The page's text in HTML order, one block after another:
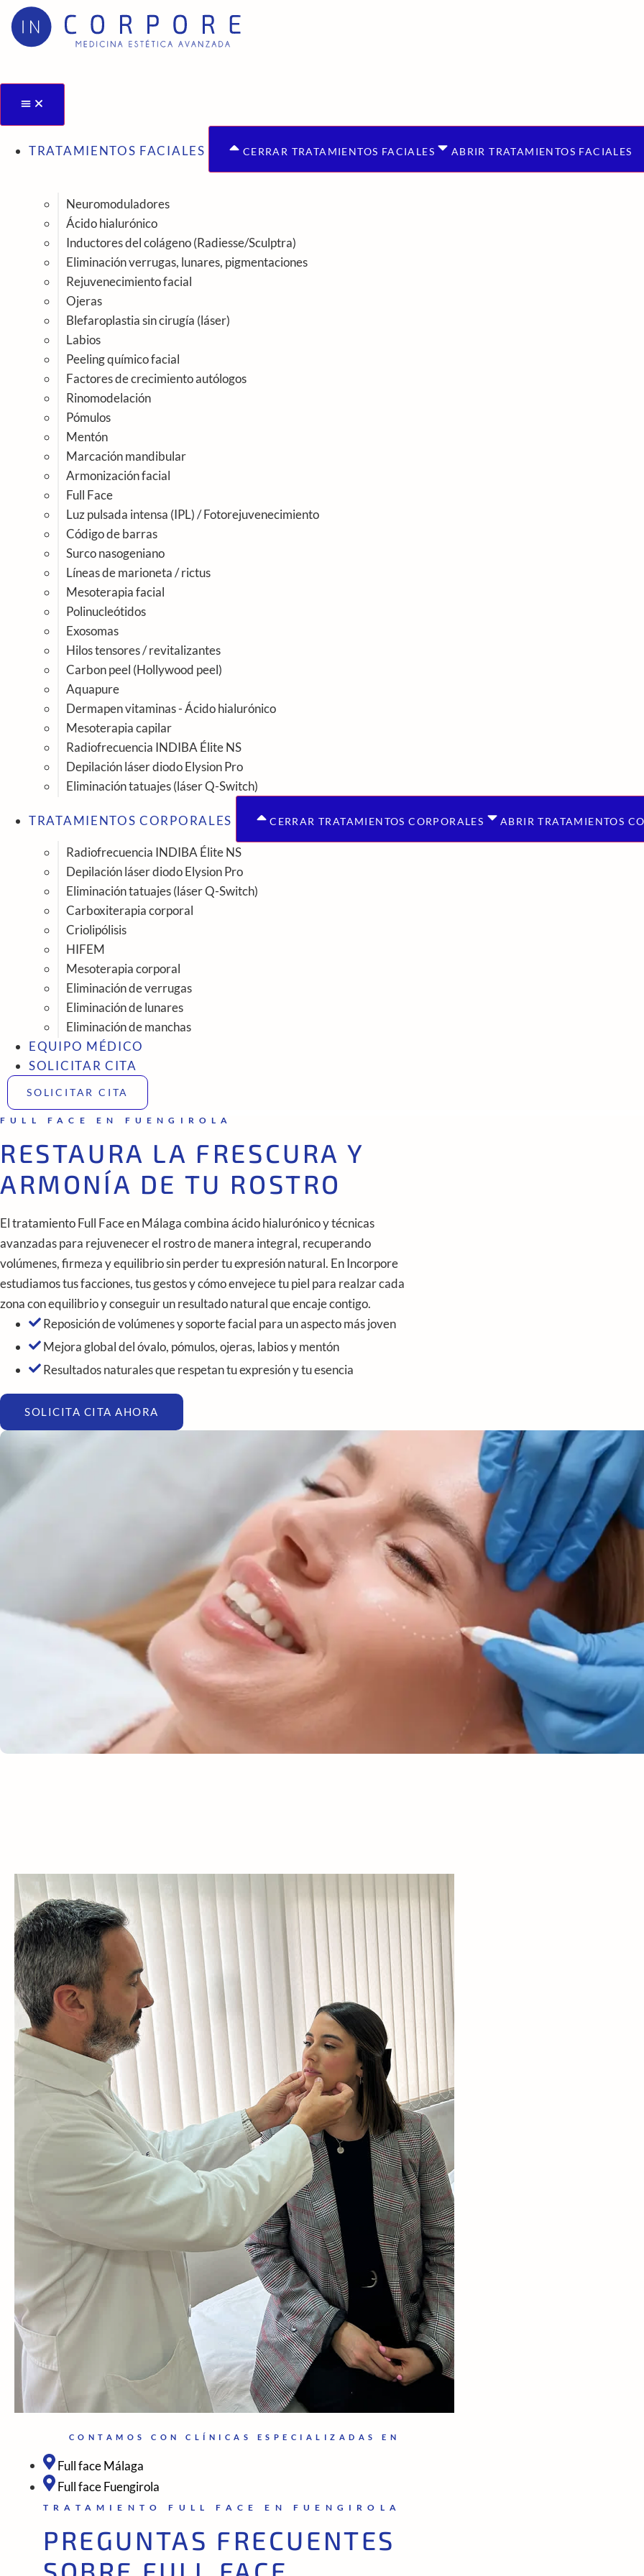
contenido
TRATAMIENTOS FACIALES CERRAR TRATAMIENTOS FACIALES ABRIR TRATAMIENTOS FACIALES
Neuromoduladores
Ácido hialurónico
Inductores del colágeno (Radiesse/Sculptra)
Eliminación verrugas, lunares, pigmentaciones
Rejuvenecimiento facial
Ojeras
Blefaroplastia sin cirugía (láser)
Labios
Peeling químico facial
Factores de crecimiento autólogos
Rinomodelación
Pómulos
Mentón
Marcación mandibular
Armonización facial
Full Face
Luz pulsada intensa (IPL) / Fotorejuvenecimiento
Código de barras
Surco nasogeniano
Líneas de marioneta / rictus
Mesoterapia facial
Polinucleótidos
Exosomas
Hilos tensores / revitalizantes
Carbon peel (Hollywood peel)
Aquapure
Dermapen vitaminas - Ácido hialurónico
Mesoterapia capilar
Radiofrecuencia INDIBA Élite NS
Depilación láser diodo Elysion Pro
Eliminación tatuajes (láser Q-Switch)
TRATAMIENTOS CORPORALES CERRAR TRATAMIENTOS CORPORALES ABRIR TRATAMIENTOS
Radiofrecuencia INDIBA Élite NS
Depilación láser diodo Elysion Pro
Eliminación tatuajes (láser Q-Switch)
Carboxiterapia corporal
Criolipólisis
HIFEM
Mesoterapia corporal
Eliminación de verrugas
Eliminación de lunares
Eliminación de manchas
EQUIPO MÉDICO
SOLICITAR CITA
SOLICITAR CITA
FULL FACE EN FUENGIROLA
RESTAURA LA FRESCURA Y
ARMONÍA DE TU ROSTRO
El tratamiento Full Face en Málaga combina ácido hialurónico y técnicas
avanzadas para rejuvenecer el rostro de manera integral, recuperando
volúmenes, firmeza y equilibrio sin perder tu expresión natural. En Incorpore
estudiamos tus facciones, tus gestos y cómo envejece tu piel para realzar cada
zona con equilibrio y conseguir un resultado natural que encaje contigo.
Reposición de volúmenes y soporte facial para un aspecto más joven
Mejora global del óvalo, pómulos, ojeras, labios y mentón
Resultados naturales que respetan tu expresión y tu esencia
SOLICITA CITA AHORA
CONTAMOS CON CLÍNICAS ESPECIALIZADAS EN
Full face Málaga
Full face Fuengirola
TRATAMIENTO FULL FACE EN FUENGIROLA
PREGUNTAS FRECUENTES